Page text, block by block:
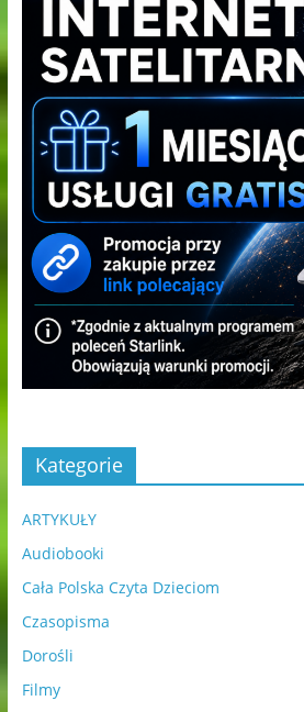
Kategorie
ARTYKUŁY
Audiobooki
Cała Polska Czyta Dzieciom
Czasopisma
Dorośli
Filmy